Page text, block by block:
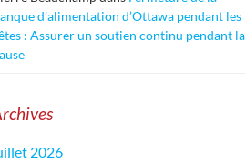
d’alimentation d’Ottawa pendant les
: Assurer un soutien continu pendant la
2026